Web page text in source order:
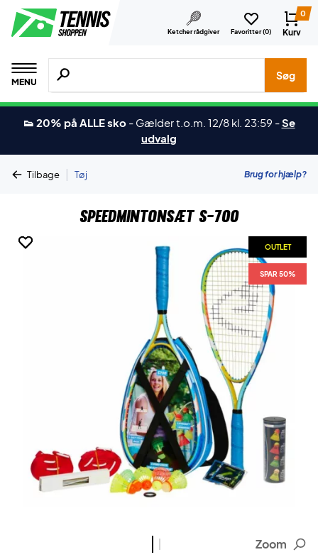
Ketcher rådgiver Favoritter (0)
0
Kurv
MENU
Søg efter produkter, mærker etc.
Søg
👟 20% på ALLE sko - Gælder t.o.m. 12/8 kl. 23:59 -Se
udvalg
Tilbage | Tøj Brug for hjælp?
Speedmintonsæt S-700
OUTLET
SPAR 50%
OUTLET
SPAR 50%
Zoom